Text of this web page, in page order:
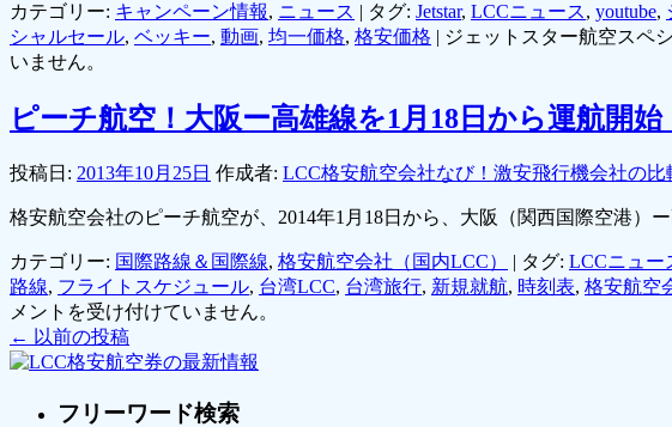
カテゴリー: キャンペーン情報, ニュース | タグ: Jetstar, LCCニュース, youtube,
シャルセール, ベッキー, 動画, 均一価格, 格安価格 | ジェットスター航空スペ
いません。
ピーチ航空！大阪ー高雄線を1月18日から運航開始
投稿日: 2013年10月25日 作成者: LCC格安航空会社なび！激安飛行機会社の比
格安航空会社のピーチ航空が、2014年1月18日から、大阪（関西国際空港）
カテゴリー: 国際路線＆国際線, 格安航空会社（国内LCC） | タグ: LCCニュー
路線, フライトスケジュール, 台湾LCC, 台湾旅行, 新規就航, 時刻表, 格安航空
メントを受け付けていません。
← 以前の投稿
フリーワード検索